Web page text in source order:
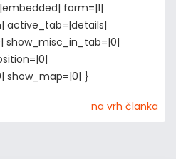
form=|1|
active_tab=|details|
show_misc_in_tab=|0|
show_map=|0| }
na vrh članka